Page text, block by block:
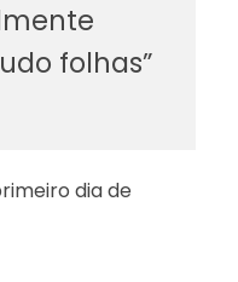
folhas”
dia de